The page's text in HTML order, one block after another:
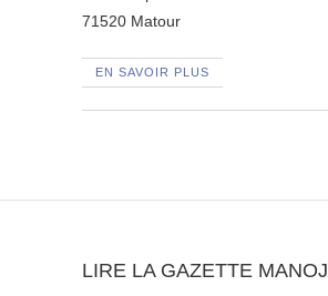
71520 Matour
EN SAVOIR PLUS
LIRE LA GAZETTE MANOJ